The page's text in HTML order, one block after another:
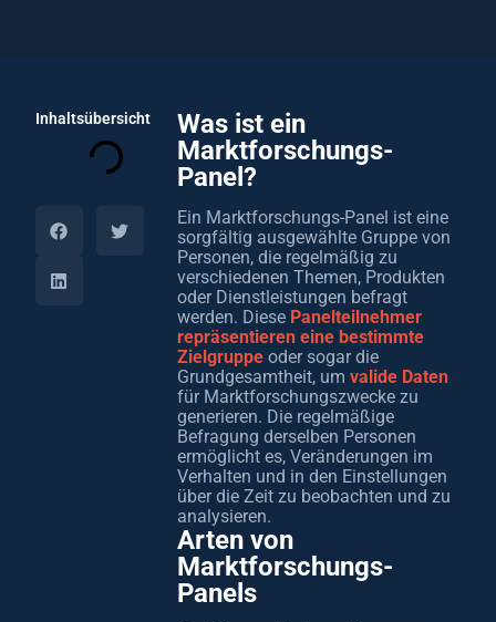
Inhaltsübersicht
Was ist ein
Marktforschungs-
Panel?
Ein Marktforschungs-Panel ist eine
sorgfältig ausgewählte Gruppe von
Personen, die regelmäßig zu
verschiedenen Themen, Produkten
oder Dienstleistungen befragt
werden. Diese Panelteilnehmer
repräsentieren eine bestimmte
Zielgruppe oder sogar die
Grundgesamtheit, um valide Daten
für Marktforschungszwecke zu
generieren. Die regelmäßige
Befragung derselben Personen
ermöglicht es, Veränderungen im
Verhalten und in den Einstellungen
über die Zeit zu beobachten und zu
analysieren.
Arten von
Marktforschungs-
Panels